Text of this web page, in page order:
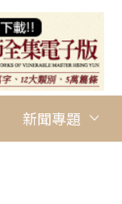
新聞專題